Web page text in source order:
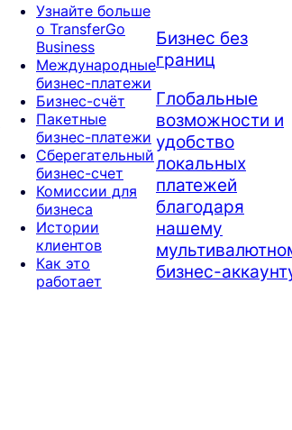
Узнайте больше
о TransferGo
Business
Международные
бизнес-платежи
Бизнес-счёт
Пакетные
бизнес-платежи
Сберегательный
бизнес-счет
Комиссии для
бизнеса
Истории
клиентов
Как это
работает
Бизнес без
границ
Глобальные
возможности и
удобство
локальных
платежей
благодаря
нашему
бизнес-